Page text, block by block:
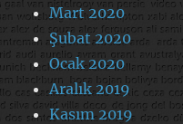
Mart 2020
Şubat 2020
Ocak 2020
Aralık 2019
Kasım 2019